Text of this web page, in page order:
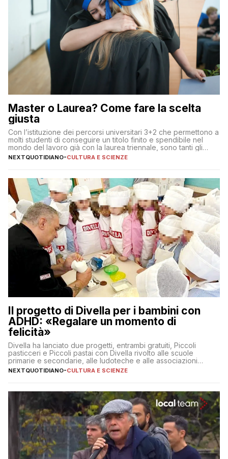
Master o Laurea? Come fare la scelta
giusta
Con l’istituzione dei percorsi universitari 3+2 che permettono a
molti studenti di conseguire un titolo finito e spendibile nel
mondo del lavoro già con la laurea triennale, sono tanti gli
interrogativi che si pongono gli studenti una volta raggiunto
l’obiettivo di primo livello
NEXTQUOTIDIANO-CULTURA E SCIENZE
Il progetto di Divella per i bambini con
ADHD: «Regalare un momento di
felicità»
Divella ha lanciato due progetti, entrambi gratuiti, Piccoli
pasticceri e Piccoli pastai con Divella rivolto alle scuole
primarie e secondarie, alle ludoteche e alle associazioni
pugliesi che si occupano di bambini con ADHD
NEXTQUOTIDIANO-CULTURA E SCIENZE